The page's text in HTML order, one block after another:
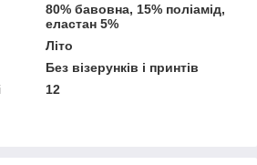
80% бавовна, 15% поліамід,
еластан 5%
Літо
Без візерунків і принтів
12